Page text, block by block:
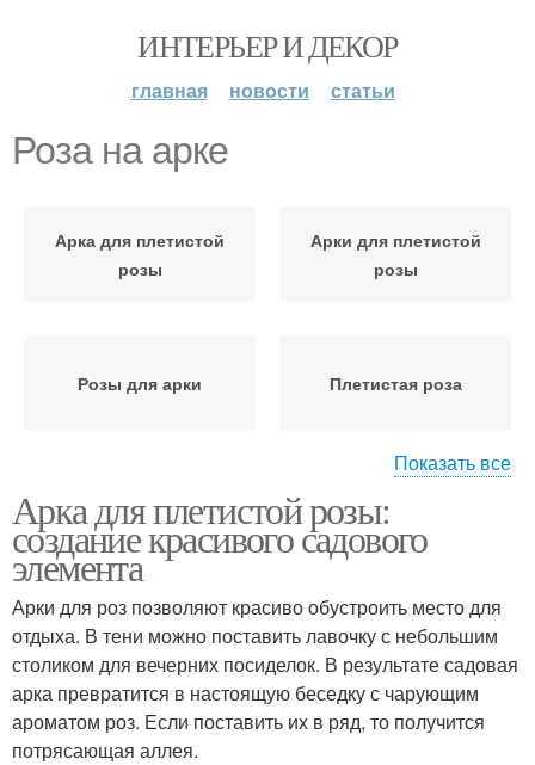
ИНТЕРЬЕР И ДЕКОР
главная новости статьи
Роза на арке
Арка для плетистой
розы
Арки для плетистой
розы
Розы для арки Плетистая роза
Розы на арке Плетистые розы
Показать все
Арка для плетистой розы:
создание красивого садового
элемента
Арки для роз позволяют красиво обустроить место для
отдыха. В тени можно поставить лавочку с небольшим
столиком для вечерних посиделок. В результате садовая
арка превратится в настоящую беседку с чарующим
ароматом роз. Если поставить их в ряд, то получится
потрясающая аллея.